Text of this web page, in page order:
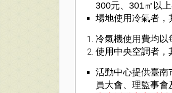
300元、301㎡以
場地使用冷氣者，
冷氣機使用費均以
使用中央空調者，
活動中心提供臺南
員大會、理監事